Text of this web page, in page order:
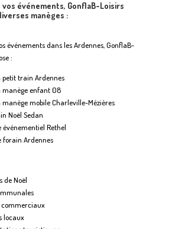
événements, GonflaB-Loisirs
manèges :
événements dans les Ardennes, GonflaB-
:
petit train Ardennes
manège enfant 08
mobile Charleville-Mézières
Noël Sedan
événementiel Rethel
forain Ardennes
de Noël
commerciaux
locaux